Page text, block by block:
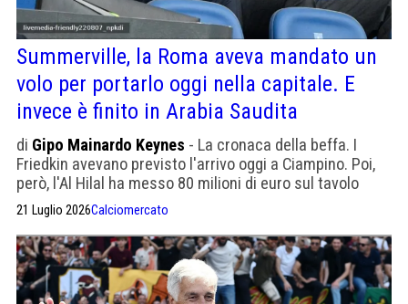
Summerville, la Roma aveva mandato un
volo per portarlo oggi nella capitale. E
invece è finito in Arabia Saudita
di Gipo Mainardo Keynes - La cronaca della beffa. I
Friedkin avevano previsto l'arrivo oggi a Ciampino. Poi,
però, l'Al Hilal ha messo 80 milioni di euro sul tavolo
21 Luglio 2026Calciomercato